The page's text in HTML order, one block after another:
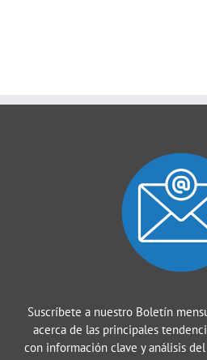
Suscríbete a nuestro Boletín
acerca de las principales
con información clave y análisis